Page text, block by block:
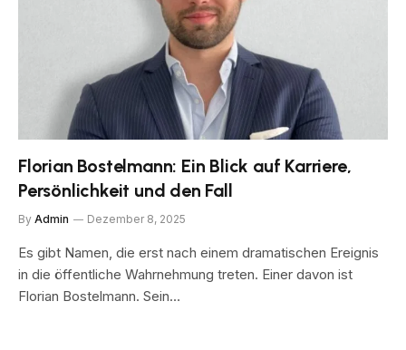
Florian Bostelmann: Ein Blick auf Karriere,
Persönlichkeit und den Fall
By Admin Dezember 8, 2025
Es gibt Namen, die erst nach einem dramatischen Ereignis
in die öffentliche Wahrnehmung treten. Einer davon ist
Florian Bostelmann. Sein…